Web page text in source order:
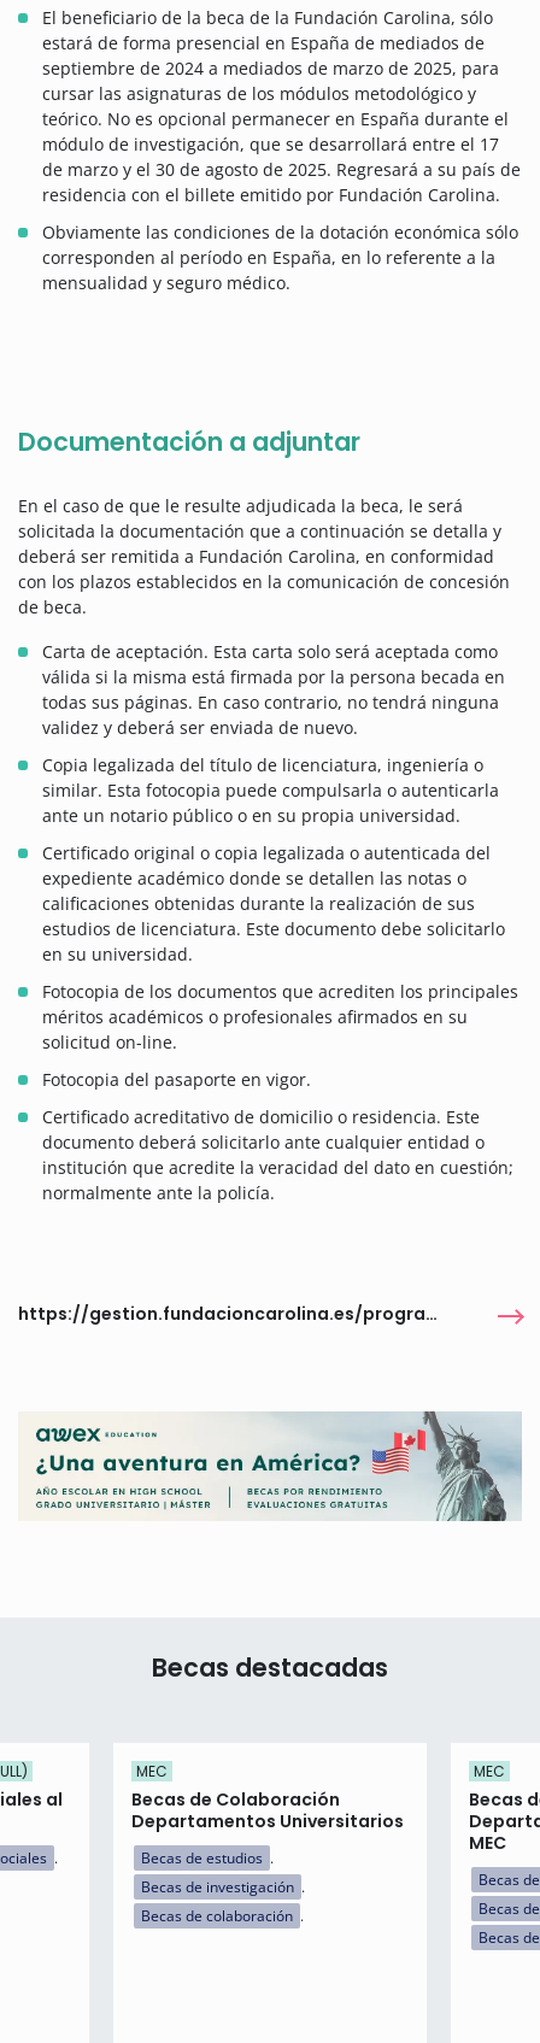
El beneficiario de la beca de la Fundación Carolina, sólo
estará de forma presencial en España de mediados de
septiembre de 2024 a mediados de marzo de 2025, para
cursar las asignaturas de los módulos metodológico y
teórico. No es opcional permanecer en España durante el
módulo de investigación, que se desarrollará entre el 17
de marzo y el 30 de agosto de 2025. Regresará a su país de
residencia con el billete emitido por Fundación Carolina.
Obviamente las condiciones de la dotación económica sólo
corresponden al período en España, en lo referente a la
mensualidad y seguro médico.
Documentación a adjuntar
En el caso de que le resulte adjudicada la beca, le será
solicitada la documentación que a continuación se detalla y
deberá ser remitida a Fundación Carolina, en conformidad
con los plazos establecidos en la comunicación de concesión
de beca.
Carta de aceptación. Esta carta solo será aceptada como
válida si la misma está firmada por la persona becada en
todas sus páginas. En caso contrario, no tendrá ninguna
validez y deberá ser enviada de nuevo.
Copia legalizada del título de licenciatura, ingeniería o
similar. Esta fotocopia puede compulsarla o autenticarla
ante un notario público o en su propia universidad.
Certificado original o copia legalizada o autenticada del
expediente académico donde se detallen las notas o
calificaciones obtenidas durante la realización de sus
estudios de licenciatura. Este documento debe solicitarlo
en su universidad.
Fotocopia de los documentos que acrediten los principales
méritos académicos o profesionales afirmados en su
solicitud on-line.
Fotocopia del pasaporte en vigor.
Certificado acreditativo de domicilio o residencia. Este
documento deberá solicitarlo ante cualquier entidad o
institución que acredite la veracidad del dato en cuestión;
normalmente ante la policía.
https://gestion.fundacioncarolina.es/programas
Becas destacadas
al
MEC
Becas de Colaboración
Departamentos Universitarios
Becas de estudios
Becas de investigación
Becas de colaboración
MEC
Becas
MEC
Becas
Becas
Becas